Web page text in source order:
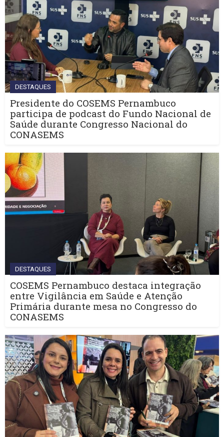
DESTAQUES
Presidente do COSEMS Pernambuco
participa de podcast do Fundo Nacional de
Saúde durante Congresso Nacional do
CONASEMS
DESTAQUES
COSEMS Pernambuco destaca integração
entre Vigilância em Saúde e Atenção
Primária durante mesa no Congresso do
CONASEMS